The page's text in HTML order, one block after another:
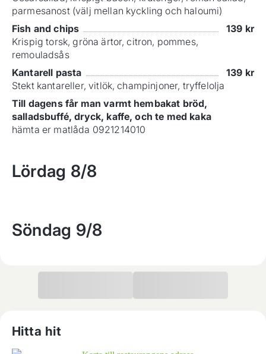
parmesanost (välj mellan kyckling och haloumi)
Fish and chips
139 kr
Krispig torsk, gröna ärtor, citron, pommes,
remouladsås
Kantarell pasta
139 kr
Stekt kantareller, vitlök, champinjoner, tryffelolja
Till dagens får man varmt hembakat bröd,
salladsbuffé, dryck, kaffe, och te med kaka
hämta er matlåda 0921214010
Lördag 8/8
Söndag 9/8
Hitta hit